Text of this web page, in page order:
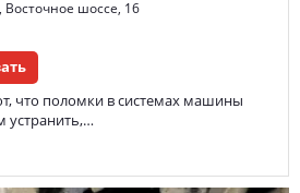
Восточное шоссе, 16
что поломки в системах машины
устранить,…